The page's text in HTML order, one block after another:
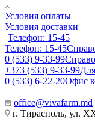
Условия оплаты
Условия доставки
Телефон: 15-45
Телефон: 15-45
0 (533) 9-33-99
+373 (533) 9-33-99
0 (533) 6-22-20Офис
office@vivafarm.md
г. Тирасполь, ул.